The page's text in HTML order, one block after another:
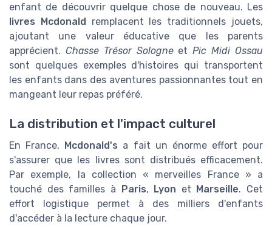
enfant de découvrir quelque chose de nouveau. Les
livres Mcdonald remplacent les traditionnels jouets,
ajoutant une valeur éducative que les parents
apprécient. Chasse Trésor SologneetPic Midi Ossau
sont quelques exemples d'histoires qui transportent
les enfants dans des aventures passionnantes tout en
mangeant leur repas préféré.
La distribution et l'impact culturel
En France, Mcdonald's a fait un énorme effort pour
s'assurer que les livres sont distribués efficacement.
Par exemple, la collection « merveilles France » a
touché des familles à Paris, Lyon et Marseille. Cet
effort logistique permet à des milliers d'enfants
d'accéder à la lecture chaque jour.